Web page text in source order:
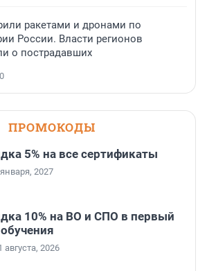
ракетами и дронами по
России. Власти регионов
о пострадавших
ПРОМОКОДЫ
5% на все сертификаты
2027
10% на ВО и СПО в первый
августа, 2026